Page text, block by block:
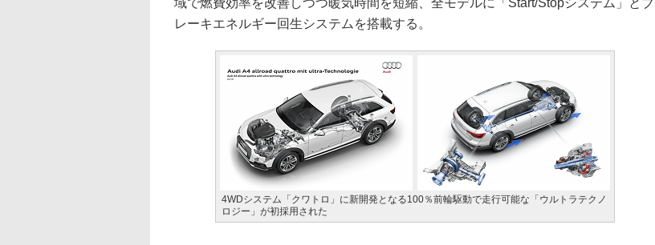
域で燃費効率を改善しつつ暖気時間を短縮、全モデルに「Start/Stopシステム」とブ
レーキエネルギー回生システムを搭載する。
4WDシステム「クワトロ」に新開発となる100％前輪駆動で走行可能な「ウルトラテクノ
ロジー」が初採用された